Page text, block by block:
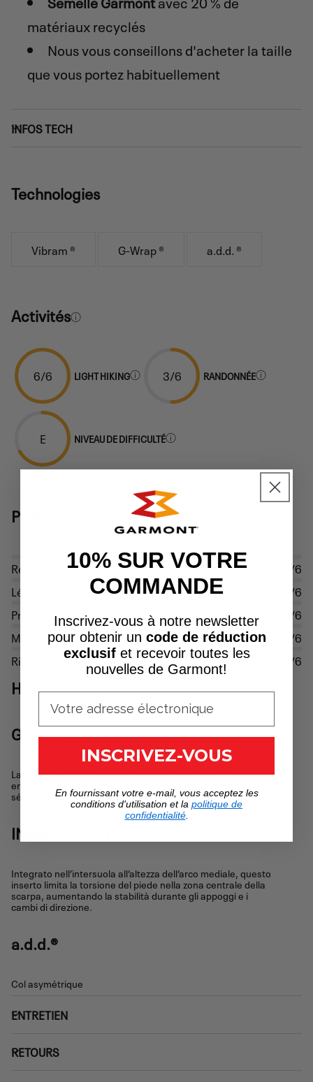
matériaux recyclés
Nous vous conseillons d'acheter la taille
que vous portez habituellement
INFOS TECH
Technologies
Vibram ® G-Wrap ® a.d.d. ®
Activités
6/6 LIGHT HIKING 3/6 RANDONNÉE
E NIVEAU DE DIFFICULTÉ
Performances
Respirabilité
5/6
Légèreté
5/6
Protection
3/6
Maintien
4/6
Rigidité
3/6
HIGHLIGHTS
G-WRAP
La technologie G-Wrap, activée par le système de laçage,
enveloppe l’avant-pied pour offrir plus de stabilité et de
sécurité.
INSERT ANTI-TORSION
Integrato nell’intersuola all’altezza dell’arco mediale, questo
inserto limita la torsione del piede nella zona centrale della
scarpa, aumentando la stabilità durante gli appoggi e i
cambi di direzione.
a.d.d.®
Col asymétrique
ENTRETIEN
RETOURS
10% SUR VOTRE
COMMANDE
Inscrivez-vous à notre newsletter
pour obtenir un code de réduction
exclusifet recevoir toutes les
nouvelles de Garmont!
INSCRIVEZ-VOUS
En fournissant votre e-mail, vous acceptez les
conditions d'utilisation et la politique de
confidentialité.